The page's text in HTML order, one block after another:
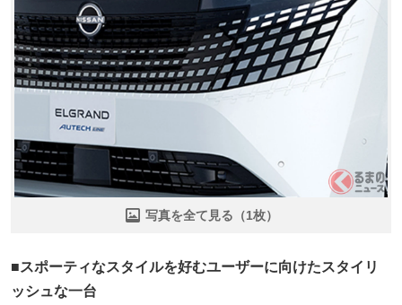
写真を全て見る（1枚）
■スポーティなスタイルを好むユーザーに向けたスタイリ
ッシュな一台